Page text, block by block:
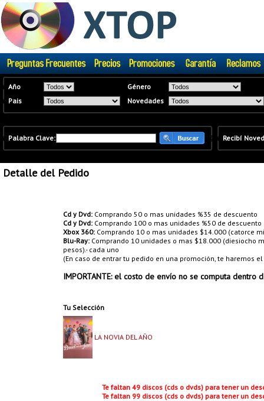
� Año
Género
� Pais Novedades
� Palabra Clave: � � Recibí
Detalle del Pedido
Cd y Dvd: Comprando 50 o mas unidades %35 de descuento
Cd y Dvd: Comprando 100 o mas unidades %50 de descuento
Xbox 360: Comprando 10 o mas unidades $14.000 (catorce
Blu-Ray: Comprando 10 unidades o mas $18.000 (diesiocho
pesos).- cada uno
(En caso de entrar tu pedido en una promoción, te haremos
IMPORTANTE: el costo de envío no se computa
Tu Selección
LA NOVIA DEL AÑO
Te faltan 49 discos (cds o dvds) para tener un
Te faltan 99 discos (cds o dvds) para tener un